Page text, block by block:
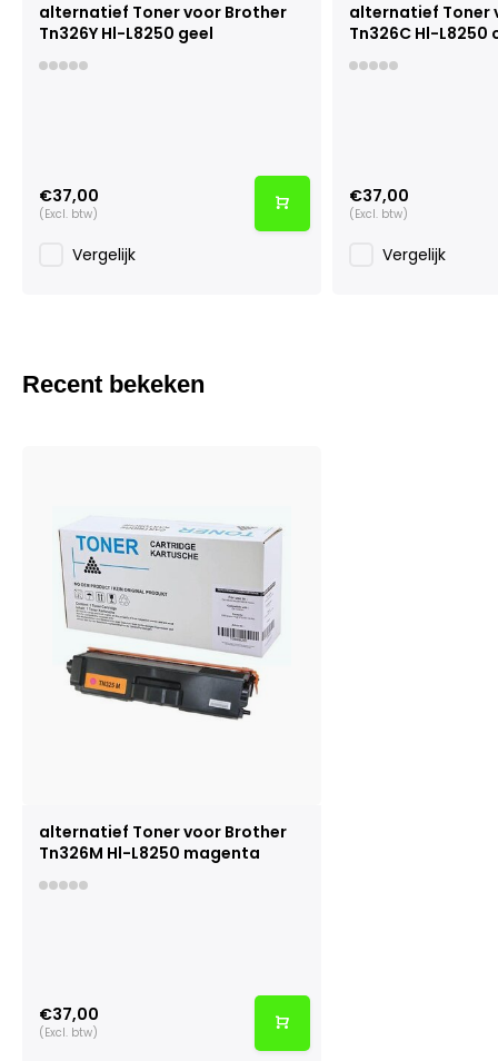
alternatief Toner voor Brother
Tn326Y Hl-L8250 geel
€37,00
(Excl. btw)
Vergelijk
alternatief Toner
Tn326C Hl-L8250
€37,00
(Excl. btw)
Vergelijk
Recent bekeken
alternatief Toner voor Brother
Tn326M Hl-L8250 magenta
€37,00
(Excl. btw)